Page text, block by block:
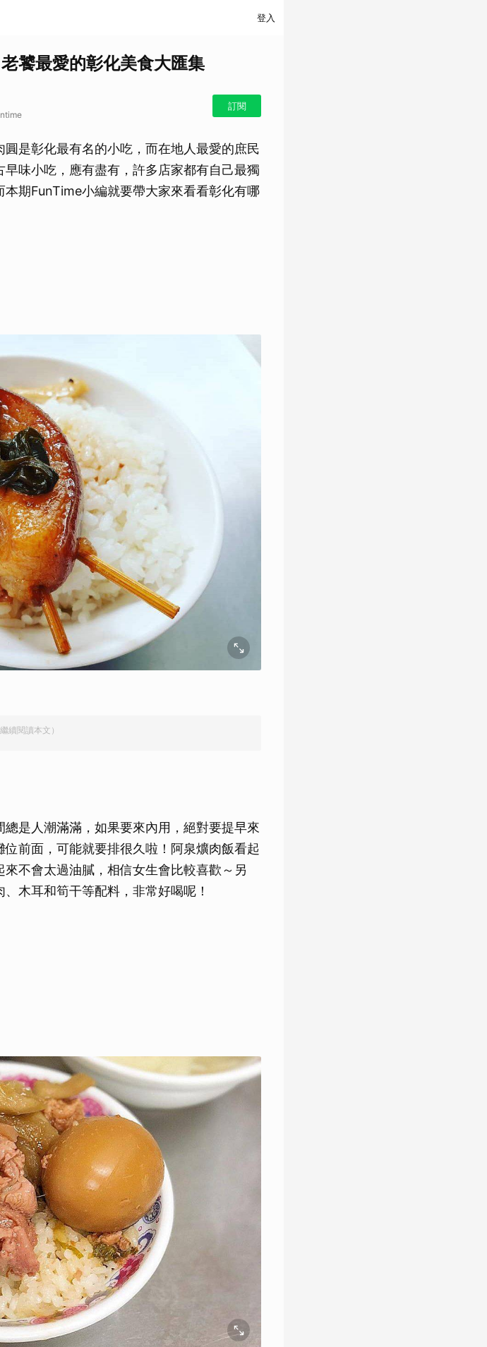
登入
饕最愛的彰化美食大匯集
訂閱
是彰化最有名的小吃，而在地人最愛的庶民
味小吃，應有盡有，許多店家都有自己最獨
期FunTime小編就要帶大家來看看彰化有哪
續閱讀本文）
是人潮滿滿，如果要來內用，絕對要提早來
前面，可能就要排很久啦！阿泉爌肉飯看起
不會太過油膩，相信女生會比較喜歡～另
木耳和筍干等配料，非常好喝呢！